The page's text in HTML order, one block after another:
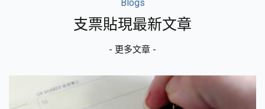
Blogs
支票貼現最新文章
- 更多文章 -